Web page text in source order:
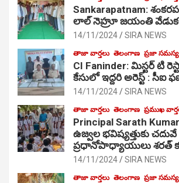
Sankarapatnam:
లాల్ నెహ్రూ జయంతి
14/11/2024 SIRA NEWS
తాజా వార్తలు తెలంగాణ ప్రజా
CI Faninder: మిస్టర్ టి
కేసులో ఇద్దరి అరెస్ట్ : సీఐ
14/11/2024 SIRA NEWS
తాజా వార్తలు తెలంగాణ ప్రముఖ
Principal Sarath Kumar
ఉజ్వల భవిష్యత్తుకు
ప్రధానోపాధ్యాయులు
14/11/2024 SIRA NEWS
తాజా వార్తలు తెలంగాణ ప్రజా